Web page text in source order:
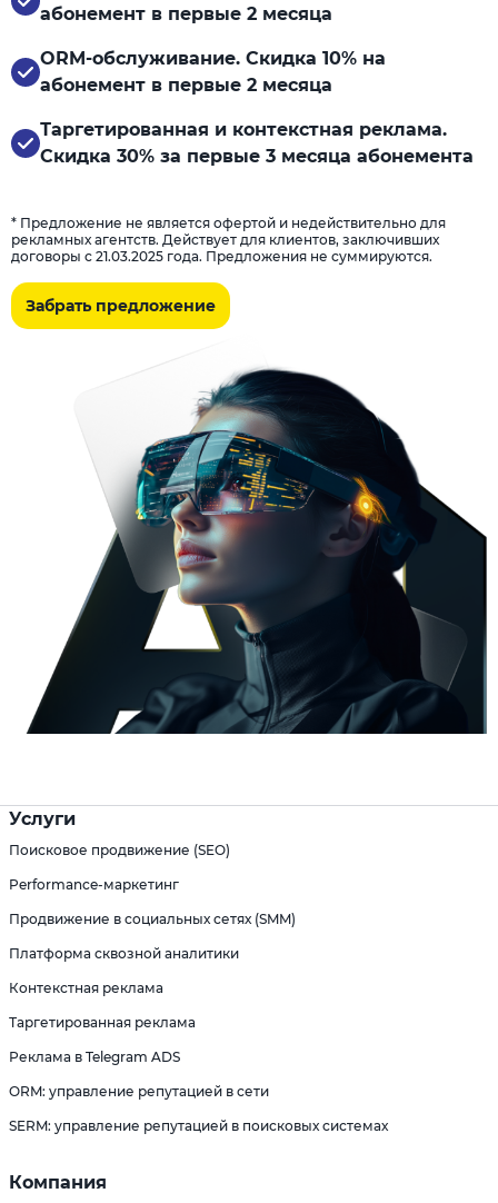
абонемент в первые 2 месяца
ORM-обслуживание. Скидка 10% на
абонемент в первые 2 месяца
Таргетированная и контекстная реклама.
Скидка 30% за первые 3 месяца абонемента
* Предложение не является офертой и недействительно для
рекламных агентств. Действует для клиентов, заключивших
договоры с 21.03.2025 года. Предложения не суммируются.
Забрать предложение
Услуги
Поисковое продвижение (SEO)
Performance-маркетинг
Продвижение в социальных сетях (SMM)
Платформа сквозной аналитики
Контекстная реклама
Таргетированная реклама
Реклама в Telegram ADS
ORM: управление репутацией в сети
SERM: управление репутацией в поисковых системах
Компания